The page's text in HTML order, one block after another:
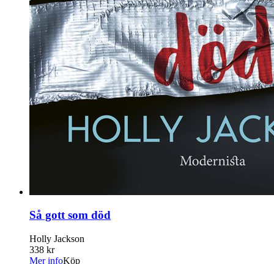
Så gott som död
Holly Jackson
338 kr
Mer infoKöp